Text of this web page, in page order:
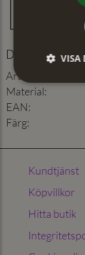
Detaljer
Artikelnummer
Material:
EAN:
Färg:
Kundtjänst
Köpvillkor
Hitta butik
VISA